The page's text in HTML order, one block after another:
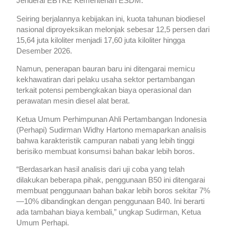
Seiring berjalannya kebijakan ini, kuota tahunan biodiesel
nasional diproyeksikan melonjak sebesar 12,5 persen dari
15,64 juta kiloliter menjadi 17,60 juta kiloliter hingga
Desember 2026.
Namun, penerapan bauran baru ini ditengarai memicu
kekhawatiran dari pelaku usaha sektor pertambangan
terkait potensi pembengkakan biaya operasional dan
perawatan mesin diesel alat berat.
Ketua Umum Perhimpunan Ahli Pertambangan Indonesia
(Perhapi) Sudirman Widhy Hartono memaparkan analisis
bahwa karakteristik campuran nabati yang lebih tinggi
berisiko membuat konsumsi bahan bakar lebih boros.
“Berdasarkan hasil analisis dari uji coba yang telah
dilakukan beberapa pihak, penggunaan B50 ini ditengarai
membuat penggunaan bahan bakar lebih boros sekitar 7%
—10% dibandingkan dengan penggunaan B40. Ini berarti
ada tambahan biaya kembali,” ungkap Sudirman, Ketua
Umum Perhapi.